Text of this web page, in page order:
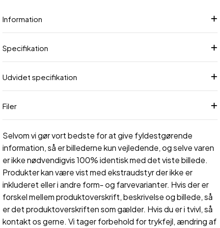
Information
Specifikation
Udvidet specifikation
Filer
Selvom vi gør vort bedste for at give fyldestgørende
information, så er billederne kun vejledende, og selve varen
er ikke nødvendigvis 100% identisk med det viste billede.
Produkter kan være vist med ekstraudstyr der ikke er
inkluderet eller i andre form- og farvevarianter. Hvis der er
forskel mellem produktoverskrift, beskrivelse og billede, så
er det produktoverskriften som gælder. Hvis du er i tvivl, så
kontakt os gerne. Vi tager forbehold for trykfejl, ændring af